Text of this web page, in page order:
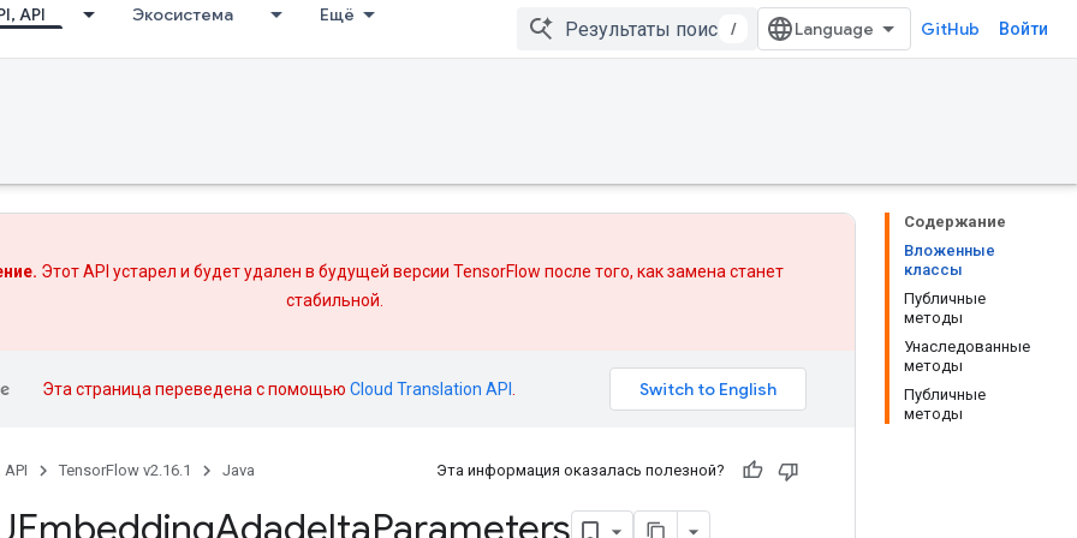
API Экосистема Ещё
/ GitHub Войти
Содержание
Вложенные
классы
Публичные
методы
Унаследованные
методы
Публичные
методы
Этот API устарел и будет удален в будущей версии TensorFlow после того, какзамена станет
стабильной.
Эта страница переведена с помощью Cloud Translation API
API TensorFlow v2.16.1 Java Эта информация оказалась полезной?
AdadeltaParameters